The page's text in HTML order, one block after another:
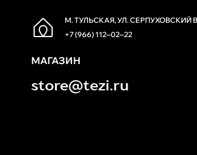
М. ТУЛЬСКАЯ, УЛ. СЕРПУХОВСКИЙ
+7 (966) 112‒02‒22
МАГАЗИН
store@tezi.ru